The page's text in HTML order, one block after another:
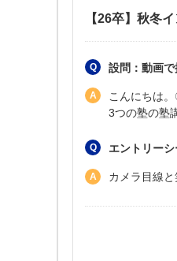
【26卒】秋冬
設問：動画
こんにちは
3つの塾の塾
エントリー
カメラ目線